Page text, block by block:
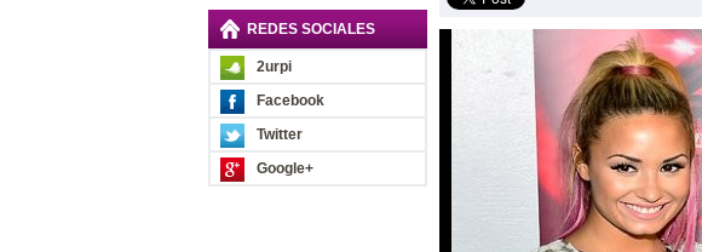
REDES SOCIALES
2urpi
Facebook
Twitter
Google+